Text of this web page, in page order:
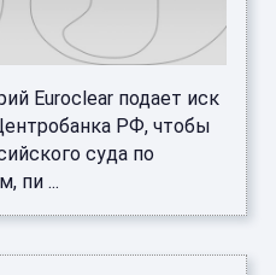
Euroclear подает иск
РФ, чтобы
суда по
пи ...